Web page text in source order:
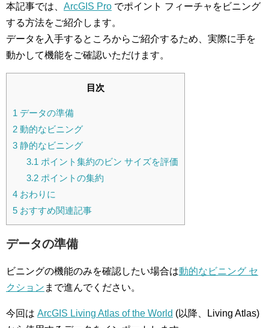
本記事では、 ArcGIS Pro でポイント フィーチャをビニング
する方法をご紹介します。
データを入手するところからご紹介するため、実際に手を
動かして機能をご確認いただけます。
目次
1 データの準備
2 動的なビニング
3 静的なビニング
3.1 ポイント集約のビン サイズを評価
3.2ポイントの集約
4 おわりに
5 おすすめ関連記事
データの準備
ビニングの機能のみを確認したい場合は動的なビニング セ
クション まで進んでください。
今回は ArcGIS Living Atlas of the World (以降、Living Atlas)